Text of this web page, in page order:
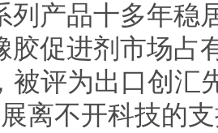
列产品十多年稳
胶促进剂市场占
被评为出口创汇
离不开科技的